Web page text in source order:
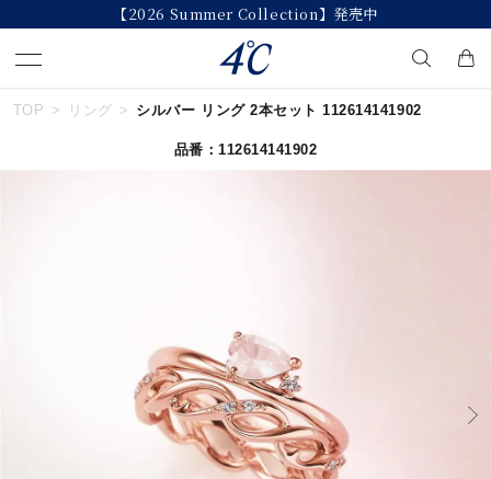
【2026 Summer Collection】発売中
キーワードで検索する
すべてのジュエリー
TOP リング シルバー リング 2本セット 112614141902
品番：112614141902